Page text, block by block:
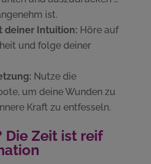
ist.
deiner Intuition: Höre auf
und folge deiner
Nutze die
um deine Wunden zu
Kraft zu entfesseln.
Die Zeit ist reif